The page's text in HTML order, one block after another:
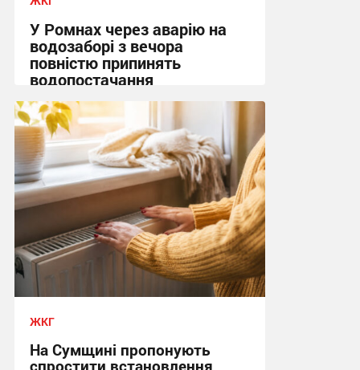
У Ромнах через аварію на
водозаборі з вечора
повністю припинять
водопостачання
22:25 вчора
ЖКГ
На Сумщині пропонують
спростити встановлення